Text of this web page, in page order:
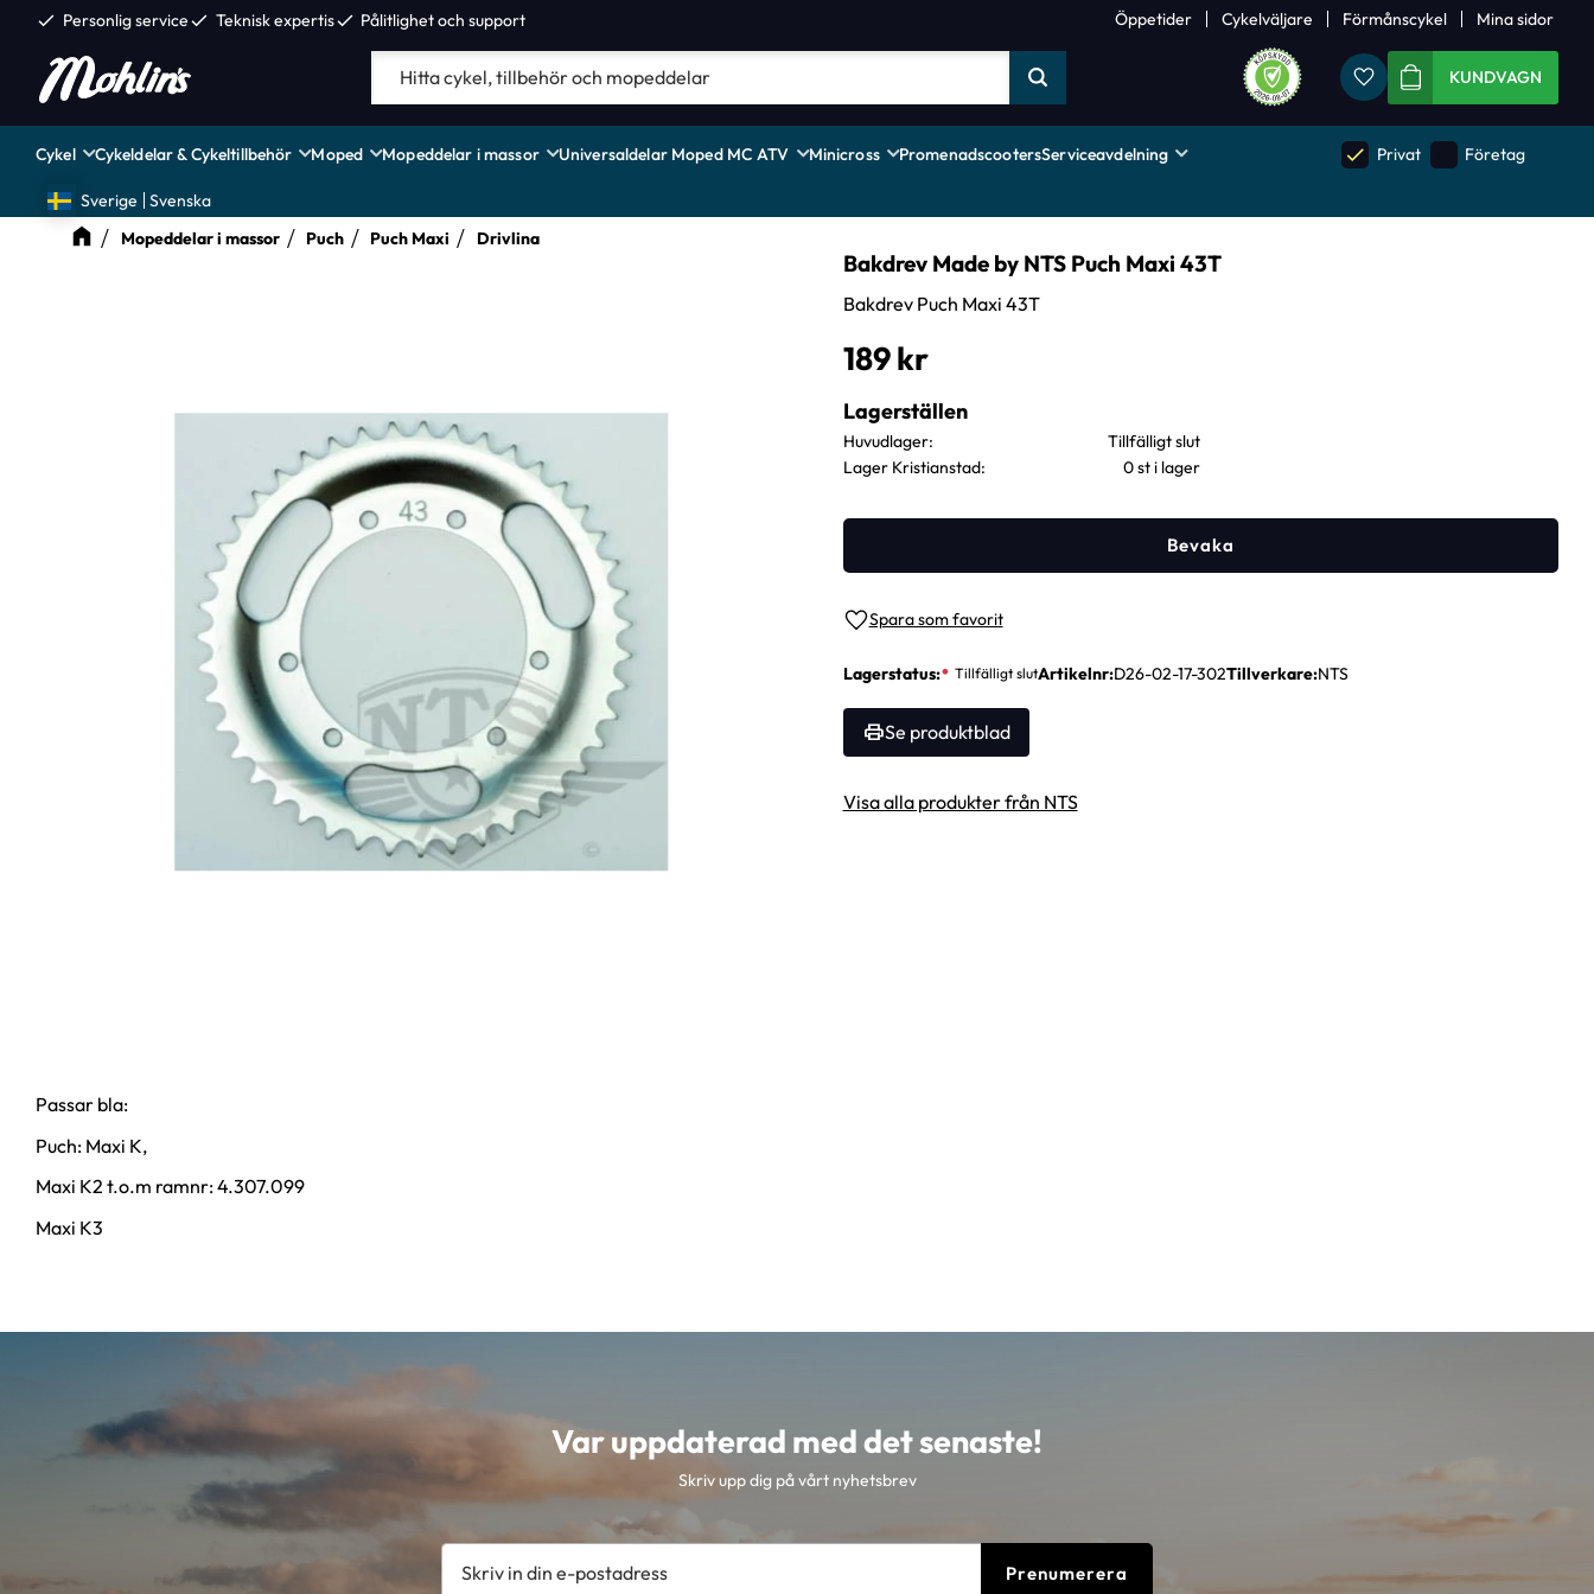
check Personlig servicecheck Teknisk expertischeck Pålitlighet och support Öppetider Cykelväljare Förmånscykel Mina sidor
FavoriterKUNDVAGN
Cykel Cykeldelar & Cykeltillbehör Moped Mopeddelar i massor Universaldelar Moped MC ATV Minicross PromenadscootersServiceavdelning done Privat Företag
Sverige
Svenska
Mopeddelar i massor
Puch Puch Maxi Drivlina
Bakdrev Made by NTS Puch Maxi 43T
Bakdrev Puch Maxi 43T
189kr
Lägg till i favoriter
Bevaka
Lagerstatus Artikelnr D26-02-17-302Tillverkare NTS
Se produktblad
Lagerställen
Huvudlager
Lager Kristianstad
0 st i lager
Visa alla produkter från NTS
Passar bla:
Puch: Maxi K,
Maxi K2 t.o.m ramnr: 4.307.099
Maxi K3
Var uppdaterad med det senaste!
Skriv upp dig på vårt nyhetsbrev
Prenumerera